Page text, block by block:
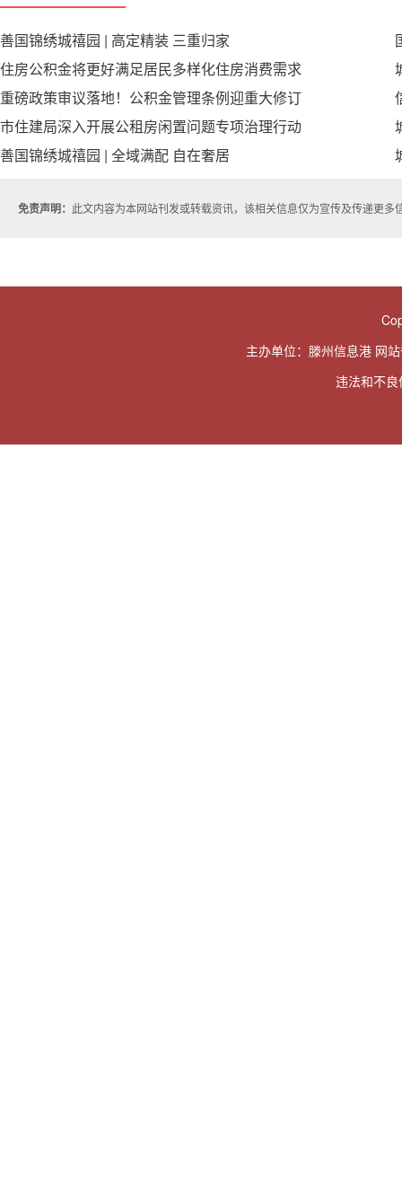
善国锦绣城禧园 | 高定精装 三重归家
住房公积金将更好满足居民多样化住房消费需求
重磅政策审议落地！公积金管理条例迎重大修订
市住建局深入开展公租房闲置问题专项治理行动
善国锦绣城禧园 | 全域满配 自在奢居
免责声明： 此文内容为本网站刊发或转载资讯，该相关信息仅为宣传及传递更多
主办单位：滕州信息港 网
违法和不